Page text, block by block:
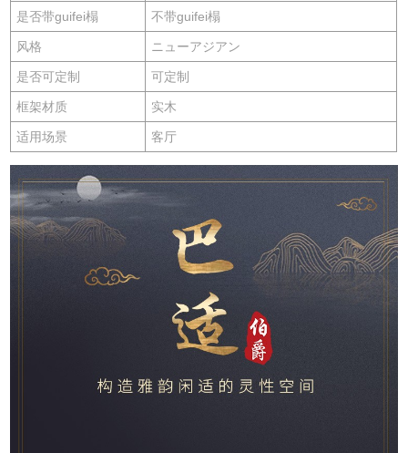
是否带guifei榻 不带guifei榻
风格 ニューアジアン
是否可定制 可定制
框架材质 实木
适用场景 客厅